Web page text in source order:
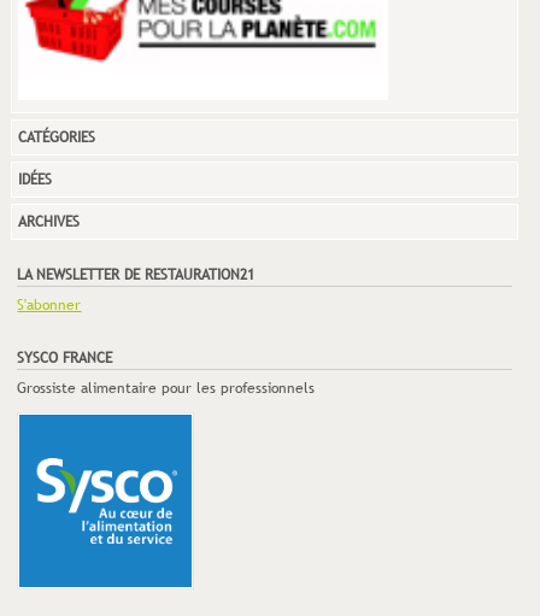
CATÉGORIES
IDÉES
ARCHIVES
LA NEWSLETTER DE RESTAURATION21
S'abonner
SYSCO FRANCE
Grossiste alimentaire pour les professionnels